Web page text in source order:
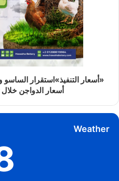
«أسعار التنفيذ»استقرار
أسعار الدواجن خلال
Weather